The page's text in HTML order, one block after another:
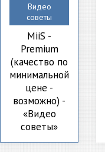
Видео
советы
MiiS -
Premium
(качество по
минимальной
цене -
возможно) -
«Видео
советы»